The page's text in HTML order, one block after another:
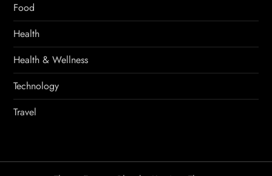
Food
Health
Health & Wellness
Technology
Travel